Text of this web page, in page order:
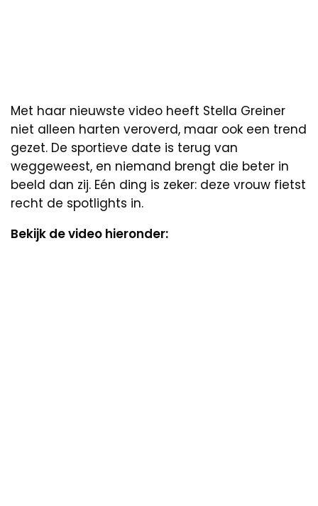
Met haar nieuwste video heeft Stella Greiner
niet alleen harten veroverd, maar ook een trend
gezet. De sportieve date is terug van
weggeweest, en niemand brengt die beter in
beeld dan zij. Eén ding is zeker: deze vrouw fietst
recht de spotlights in.
Bekijk de video hieronder: